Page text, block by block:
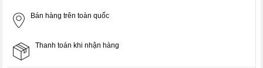
Bán hàng trên toàn quốc
Thanh toán khi nhận hàng